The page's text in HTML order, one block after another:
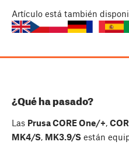
Artículo está también
¿Qué ha pasado?
Las Prusa CORE One/+,
MK4/S, MK3.9/S están